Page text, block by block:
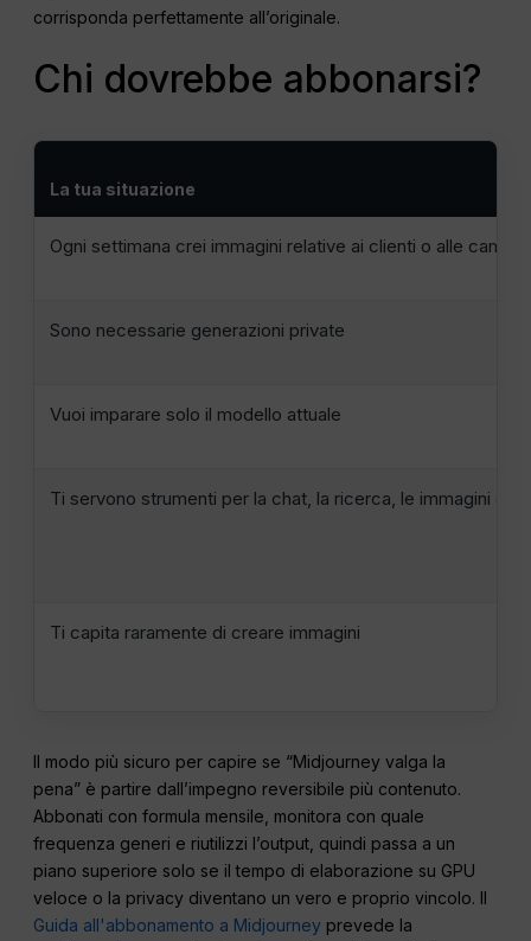
corrisponda perfettamente all’originale.
Chi dovrebbe abbonarsi?
La tua situazione
Ogni settimana crei immagini relative ai clienti o alle
Sono necessarie generazioni private
Vuoi imparare solo il modello attuale
Ti servono strumenti per la chat, la ricerca, le immagini e i
Ti capita raramente di creare immagini
Il modo più sicuro per capire se “Midjourney valga la
pena” è partire dall’impegno reversibile più contenuto.
Abbonati con formula mensile, monitora con quale
frequenza generi e riutilizzi l’output, quindi passa a un
piano superiore solo se il tempo di elaborazione su GPU
veloce o la privacy diventano un vero e proprio vincolo. Il
Guida all'abbonamento a Midjourney prevede la